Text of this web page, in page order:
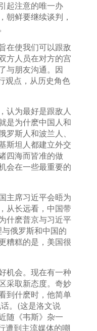
起注意的唯一办
朝鲜要继续谈判，
在使我们可以跟敌
方人员在对方的宫
与朋友沟通。因
观点，从历史角色
认为最好是跟敌人
是为什麽中国人和
罗斯人和波兰人、
斯坦人都建立外交
四海而皆准的做
会在一些最重要的
主席习近平会晤为
从长远看，中国带
什麽普京与习近平
俄罗斯和中国的
糟糕的是，美国很
机会。现在有一种
采取新态度。奇妙
到什麽时，他简单
。(这是洛文说
随《韦斯》杂一
遭到主流媒体的嘲